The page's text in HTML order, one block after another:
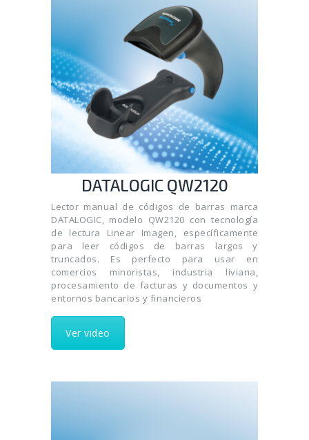
DATALOGIC QW2120
Lector manual de códigos de barras marca
DATALOGIC, modelo QW2120 con tecnología
de lectura Linear Imagen, específicamente
para leer códigos de barras largos y
truncados. Es perfecto para usar en
comercios minoristas, industria liviana,
procesamiento de facturas y documentos y
entornos bancarios y financieros
Ver video